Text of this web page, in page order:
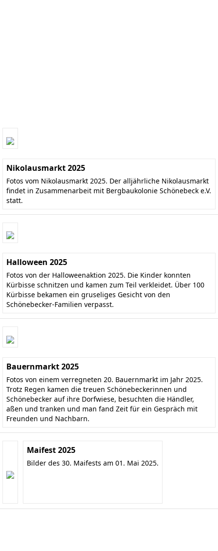
Nikolausmarkt 2025
Fotos vom Nikolausmarkt 2025. Der alljährliche Nikolausmarkt
findet in Zusammenarbeit mit Bergbaukolonie Schönebeck e.V.
statt.
Halloween 2025
Fotos von der Halloweenaktion 2025. Die Kinder konnten
Kürbisse schnitzen und kamen zum Teil verkleidet. Über 100
Kürbisse bekamen ein gruseliges Gesicht von den
Schönebecker-Familien verpasst.
Bauernmarkt 2025
Fotos von einem verregneten 20. Bauernmarkt im Jahr 2025.
Trotz Regen kamen die treuen Schönebeckerinnen und
Schönebecker auf ihre Dorfwiese, besuchten die Händler,
aßen und tranken und man fand Zeit für ein Gespräch mit
Freunden und Nachbarn.
Maifest 2025
Bilder des 30. Maifests am 01. Mai 2025.